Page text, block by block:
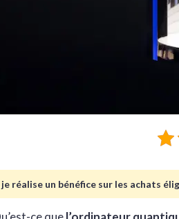
réalise un bénéfice sur les achats